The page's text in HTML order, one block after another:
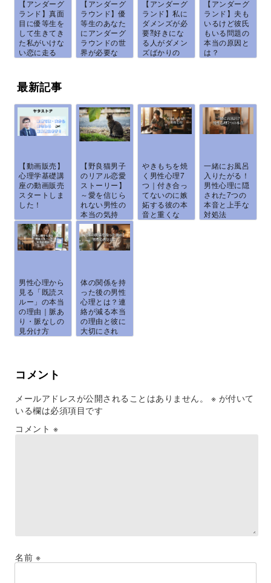
【アンダーグ
ランド】真面
目に優等生を
して生きてき
た私がいけな
い恋に走る
理...
【アンダーグ
ラウンド】優
等生のあなた
にアンダーグ
ラウンドの世
界が必要な
理...
【アンダーグ
ランド】私に
ダメンズが必
要⁈好きにな
る人がダメン
ズばかりの
本...
【アンダーグ
ランド】夫も
いるけど彼氏
もいる問題の
本当の原因と
は？
最新記事
【動画販売】
心理学基礎講
座の動画販売
スタートしま
した！
【野良猫男子
のリアル恋愛
ストーリー】
～愛を信じら
れない男性の
本当の気持
ち...
やきもちを焼
く男性心理7
つ｜付き合っ
てないのに嫉
妬する彼の本
音と重くな
ら...
一緒にお風呂
入りたがる！
男性心理に隠
された7つの
本音と上手な
対処法
男性心理から
見る「既読ス
ルー」の本当
の理由｜脈あ
り・脈なしの
見分け方
と、...
体の関係を持
った後の男性
心理とは？連
絡が減る本当
の理由と彼に
大切にされ
る...
コメント
メールアドレスが公開されることはありません。 ※ が付いて
いる欄は必須項目です
コメント ※
名前 ※